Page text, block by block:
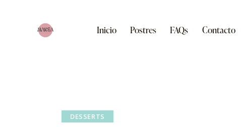
Inicio Postres FAQs Contacto
DESSERTS